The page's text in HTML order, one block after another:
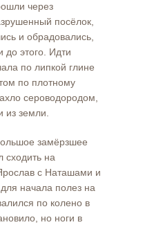
через
посёлок,
и обрадовались,
до этого. Идти
по липкой глине
по плотному
сероводородом,
из земли.
замёрзшее
сходить на
с Наташами и
начала полез на
по колено в
но ноги в